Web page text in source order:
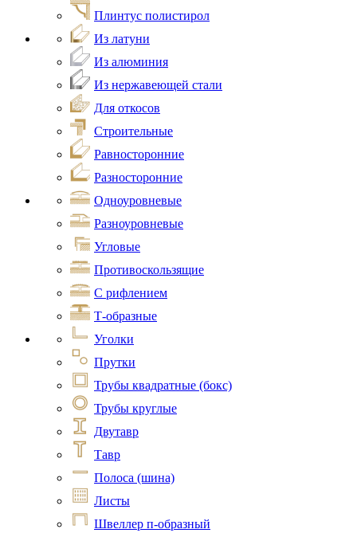
Плинтус полистирол
Из латуни
Из алюминия
Из нержавеющей стали
Для откосов
Строительные
Равносторонние
Разносторонние
Одноуровневые
Разноуровневые
Угловые
Противоскользящие
С рифлением
Т-образные
Уголки
Прутки
Трубы квадратные (бокс)
Трубы круглые
Двутавр
Тавр
Полоса (шина)
Листы
Швеллер п-образный